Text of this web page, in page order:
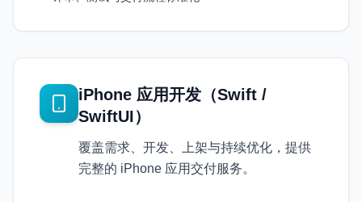
iPhone 应用开发（Swift /
SwiftUI）
覆盖需求、开发、上架与持续优化，提供
完整的 iPhone 应用交付服务。